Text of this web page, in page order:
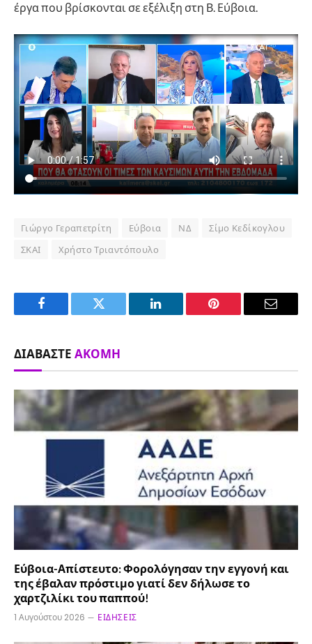
έργα που βρίσκονται σε εξέλιξη στη Β. Εύβοια.
Γιώργο Γεραπετρίτη Εύβοια ΝΔ
Σίμο Κεδίκογλου
ΣΚΑΙ
Χρήστο Τριαντόπουλο
Facebook Twitter LinkedIn Pinterest Email
ΔΙΑΒΆΣΤΕ ΑΚΌΜΗ
Εύβοια-Απίστευτο: Φορολόγησαν την εγγονή και
της έβαλαν πρόστιμο γιατί δεν δήλωσε το
χαρτζιλίκι του παππού!
1 Αυγούστου 2026 ΕΙΔΉΣΕΙΣ